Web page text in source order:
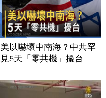
美以嚇壞中南海？中共罕
見5天「零共機」擾台